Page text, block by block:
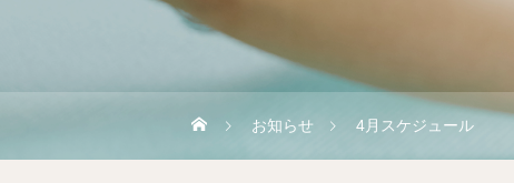
お知らせ 4月スケジュール